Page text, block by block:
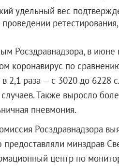
удельный вес
Росздравнадзора, в июне
коронавирус по
в 2,1 раза — с 3020 до 6228
Также выросло
пневмония.
Росздравнадзора
предоставляли минздрав
центр по